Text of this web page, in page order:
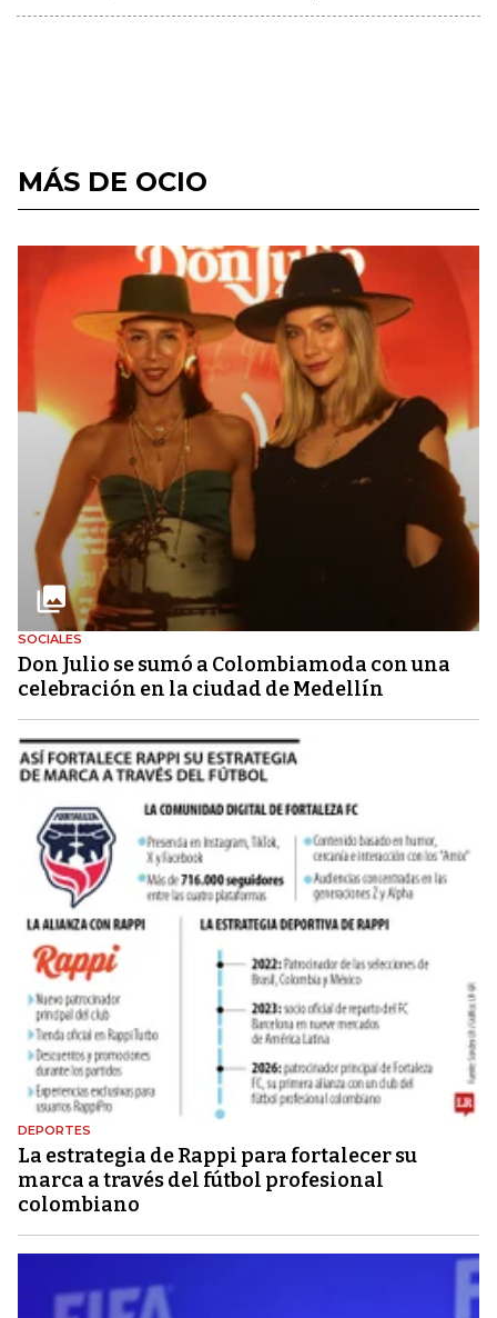
MÁS DE OCIO
SOCIALES
Don Julio se sumó a Colombiamoda con una
celebración en la ciudad de Medellín
DEPORTES
La estrategia de Rappi para fortalecer su
marca a través del fútbol profesional
colombiano